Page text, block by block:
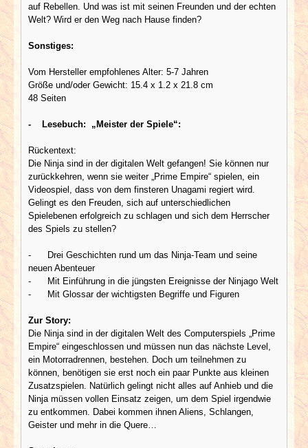
auf Rebellen. Und was ist mit seinen Freunden und der echten
Welt? Wird er den Weg nach Hause finden?
Sonstiges:
Vom Hersteller empfohlenes Alter: 5-7 Jahren
Größe und/oder Gewicht: 15.4 x 1.2 x 21.8 cm
48 Seiten
- Lesebuch: „Meister der Spiele“:
Rückentext:
Die Ninja sind in der digitalen Welt gefangen! Sie können nur
zurückkehren, wenn sie weiter „Prime Empire“ spielen, ein
Videospiel, dass von dem finsteren Unagami regiert wird.
Gelingt es den Freuden, sich auf unterschiedlichen
Spielebenen erfolgreich zu schlagen und sich dem Herrscher
des Spiels zu stellen?
- Drei Geschichten rund um das Ninja-Team und seine
neuen Abenteuer
- Mit Einführung in die jüngsten Ereignisse der Ninjago Welt
- Mit Glossar der wichtigsten Begriffe und Figuren
Zur Story:
Die Ninja sind in der digitalen Welt des Computerspiels „Prime
Empire“ eingeschlossen und müssen nun das nächste Level,
ein Motorradrennen, bestehen. Doch um teilnehmen zu
können, benötigen sie erst noch ein paar Punkte aus kleinen
Zusatzspielen. Natürlich gelingt nicht alles auf Anhieb und die
Ninja müssen vollen Einsatz zeigen, um dem Spiel irgendwie
zu entkommen. Dabei kommen ihnen Aliens, Schlangen,
Geister und mehr in die Quere…